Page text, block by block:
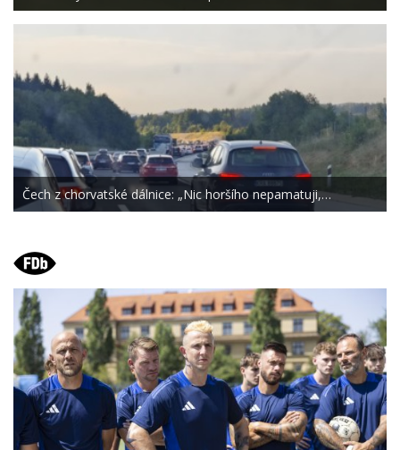
Čech z chorvatské dálnice: „Nic horšího nepamatuji,…